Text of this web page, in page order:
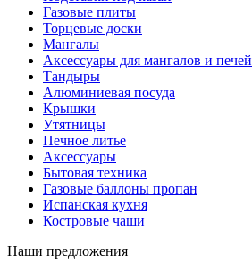
Газовые плиты
Торцевые доски
Мангалы
Аксессуары для мангалов и печей
Тандыры
Алюминиевая посуда
Крышки
Утятницы
Печное литье
Аксессуары
Бытовая техника
Газовые баллоны пропан
Испанская кухня
Костровые чаши
Наши предложения